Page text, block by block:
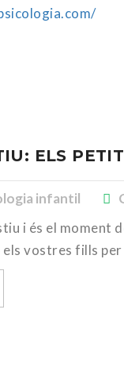
ELS
infantil
i és el moment
els vostres fills